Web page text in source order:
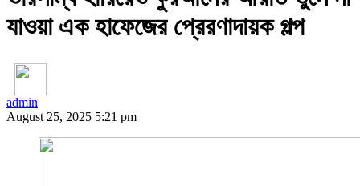
যাওয়া এক হাফেজের প্রেরণাদায়ক গল্প
admin
August 25, 2025 5:21 pm